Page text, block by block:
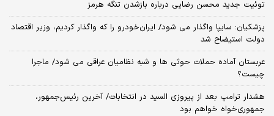
توئیت جدید محسن رضایی درباره بازشدن تنگه هرمز
پزشکیان: سایپا واگذار می شود/ ایران‌خودرو را که واگذار کردیم، وزیر اقتصاد
دولت استیضاح شد
عربستان آماده حملات حوثی ها و شبه نظامیان عراقی می شود/ ماجرا
چیست؟
هشدار ترامپ بعد از پیروزی السید در انتخابات/ آخرین رئیس‌جمهور،
جمهوری‌خواه خواهم بود